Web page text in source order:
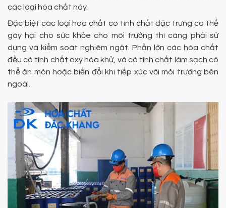
các loại hóa chất này.
Đặc biệt các loại hóa chất có tính chất đặc trưng có thể
gây hại cho sức khỏe cho môi trường thì càng phải sử
dụng và kiểm soát nghiêm ngặt. Phần lớn các hóa chất
đều có tính chất oxy hóa khử, và có tính chất làm sạch có
thể ăn mòn hoặc biến đổi khi tiếp xúc với môi trường bên
ngoài.